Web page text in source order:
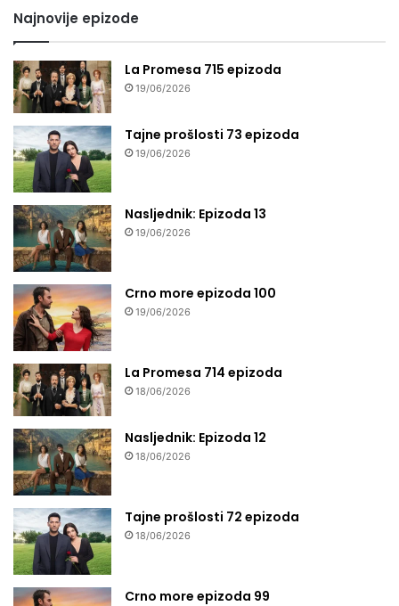
Najnovije epizode
La Promesa 715 epizoda
19/06/2026
Tajne prošlosti 73 epizoda
19/06/2026
Nasljednik: Epizoda 13
19/06/2026
Crno more epizoda 100
19/06/2026
La Promesa 714 epizoda
18/06/2026
Nasljednik: Epizoda 12
18/06/2026
Tajne prošlosti 72 epizoda
18/06/2026
Crno more epizoda 99